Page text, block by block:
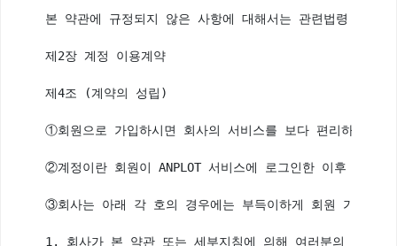
본 약관에 규정되지 않은 사항에 대해서는 관련법령 또는
제2장 계정 이용계약
제4조 (계약의 성립)
①회원으로 가입하시면 회사의 서비스를 보다 편리하게
②계정이란 회원이 ANPLOT 서비스에 로그인한 이후 이용
③회사는 아래 각 호의 경우에는 부득이하게 회원 가입 신
1. 회사가 본 약관 또는 세부지침에 의해 여러분의 계정을